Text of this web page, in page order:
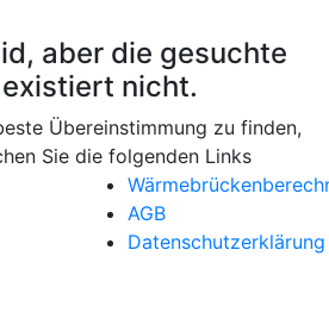
aber die gesuchte
nicht.
Übereinstimmung zu finden,
Sie die folgenden Links
AGB
Datenschutzerklärung